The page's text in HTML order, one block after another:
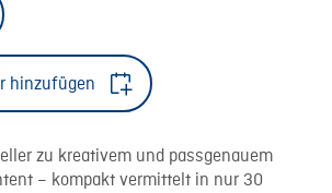
hinzufügen
zu kreativem und passgenauem
– kompakt vermittelt in nur 30